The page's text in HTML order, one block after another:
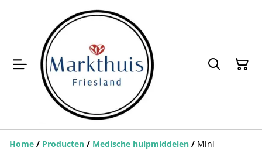
Home / Producten / Medische hulpmiddelen / Mini